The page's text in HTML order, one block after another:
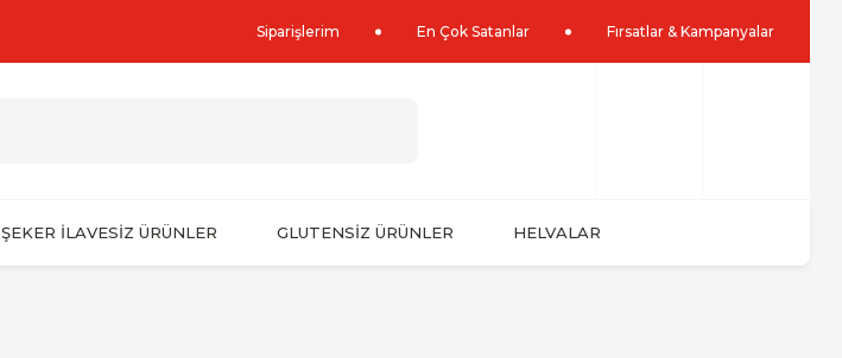
Siparişlerim En Çok Satanlar Fırsatlar & Kampanyalar
ŞEKER İLAVESİZ ÜRÜNLER GLUTENSİZ ÜRÜNLER HELVALAR